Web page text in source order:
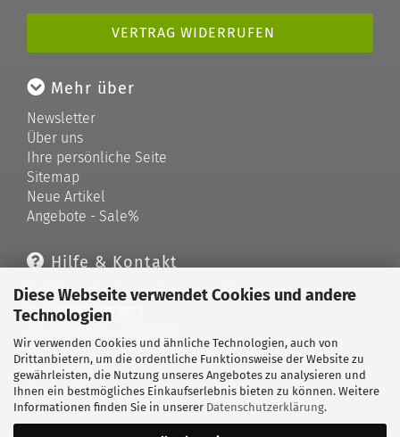
Diese Webseite verwendet Cookies und andere
Technologien
Wir verwenden Cookies und ähnliche Technologien, auch von
Drittanbietern, um die ordentliche Funktionsweise der Website zu
gewährleisten, die Nutzung unseres Angebotes zu analysieren und
Ihnen ein bestmögliches Einkaufserlebnis bieten zu können. Weitere
Informationen finden Sie in unserer Datenschutzerklärung.
VERTRAG WIDERRUFEN
Mehr über
Newsletter
Über uns
Ihre persönliche Seite
Sitemap
Neue Artikel
Angebote - Sale%
Hilfe & Kontakt
Telefonische Unterstützung und Beratung unter:
Tel: 033679 757871
Geprüfter Online Shop mit Geld-zurück-Garantie.
Merkzettel
Kontaktformular